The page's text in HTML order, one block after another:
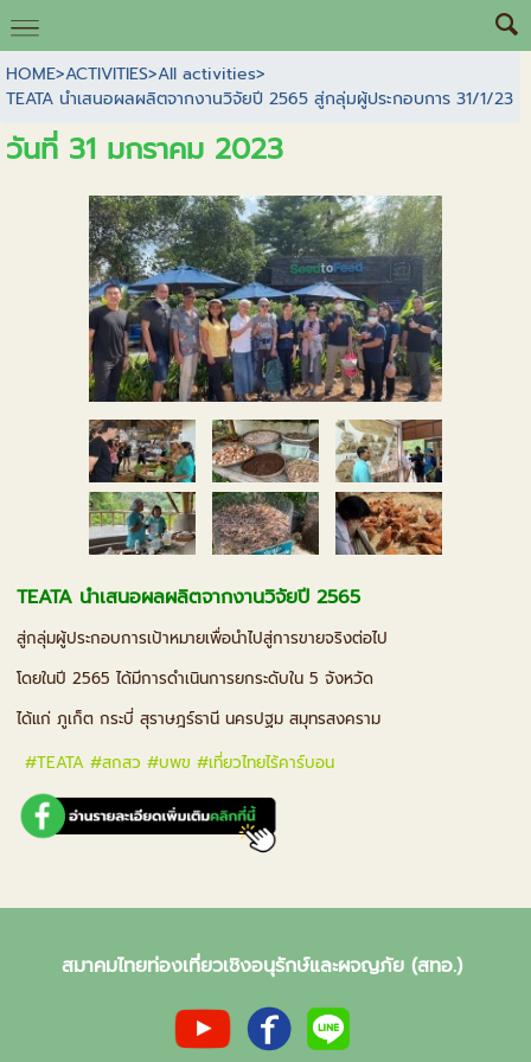
HOME>ACTIVITIES>All activities>
TEATA นำเสนอผลผลิตจากงานวิจัยปี 2565 สู่กลุ่มผู้ประกอบการ 31/1/23
วันที่ 31 มกราคม 2023
TEATA นำเสนอผลผลิตจากงานวิจัยปี 2565
สู่กลุ่มผู้ประกอบการเป้าหมายเพื่อนำไปสู่การขายจริงต่อไป
โดยในปี 2565 ได้มีการดำเนินการยกระดับใน 5 จังหวัด
ได้แก่ ภูเก็ต กระบี่ สุราษฎร์ธานี นครปฐม สมุทรสงคราม
#TEATA #สกสว #บพข #เที่ยวไทยไร้คาร์บอน
สมาคมไทยท่องเที่ยวเชิงอนุรักษ์และผจญภัย (สทอ.)